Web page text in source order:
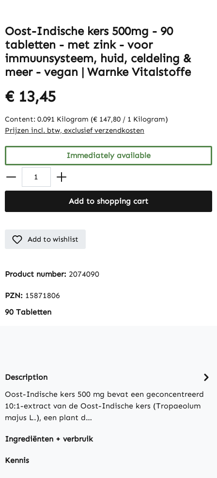
Oost-Indische kers 500mg - 90
tabletten - met zink - voor
immuunsysteem, huid, celdeling &
meer - vegan | Warnke Vitalstoffe
€ 13,45
Content: 0.091 Kilogram (€ 147,80 / 1 Kilogram)
Prijzen incl. btw, exclusief verzendkosten
Immediately available
Add to shopping cart
Add to wishlist
Product number: 2074090
PZN: 15871806
90 Tabletten
Description
Oost-Indische kers 500 mg bevat een geconcentreerd
10:1-extract van de Oost-Indische kers (Tropaeolum
majus L.), een plant d…
Ingrediënten + verbruik
Kennis